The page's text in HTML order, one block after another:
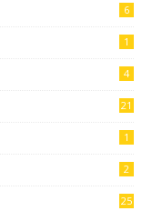
6
1
4
21
1
2
25